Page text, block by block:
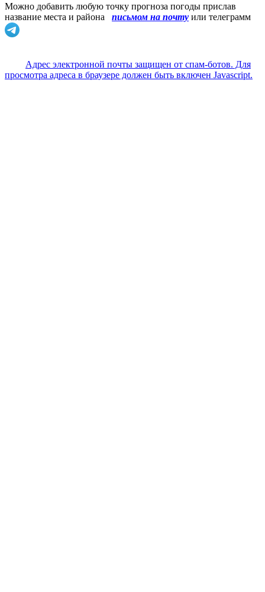
Можно добавить любую точку прогноза погоды прислав
название места и района
письмом на почту или телеграмм
Адрес электронной почты защищен от спам-ботов. Для
просмотра адреса в браузере должен быть включен Javascript.